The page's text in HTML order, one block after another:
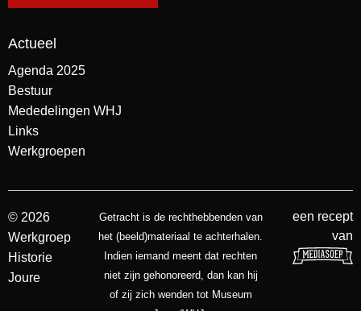
Actueel
Agenda 2025
Bestuur
Mededelingen WHJ
Links
Werkgroepen
© 2026
Werkgroep
Historie
Joure
Getracht is de rechthebbenden van
het (beeld)materiaal te achterhalen.
Indien iemand meent dat rechten
niet zijn gehonoreerd, dan kan hij
of zij zich wenden tot Museum
een recept
van